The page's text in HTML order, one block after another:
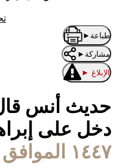
طباعة ►
مشاركة ►
الإبلاغ ►
حديث أنس
دخل على
١٤٤٧ الموافق ٢٧/مارس/٢٠٢٦